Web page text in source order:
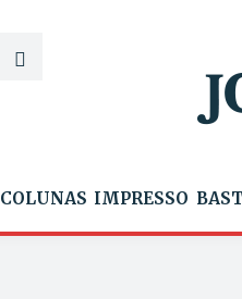
COLUNAS IMPRESSO